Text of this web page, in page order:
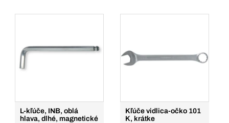
L-kľúče, INB, oblá
hlava, dlhé, magnetické
Kľúče vidlica-očko 101
K, krátke